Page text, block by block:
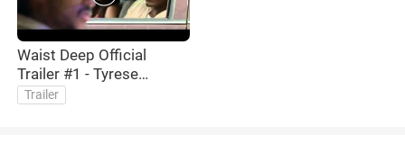
Waist Deep Official
Trailer #1 - Tyrese
Gibson Movie (2006) HD
Trailer